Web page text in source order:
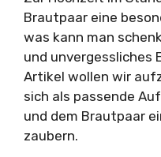
Brautpaar eine
was kann man
und unvergessliches
Artikel wollen wir
sich als passende
und dem Brautpaar
zaubern.